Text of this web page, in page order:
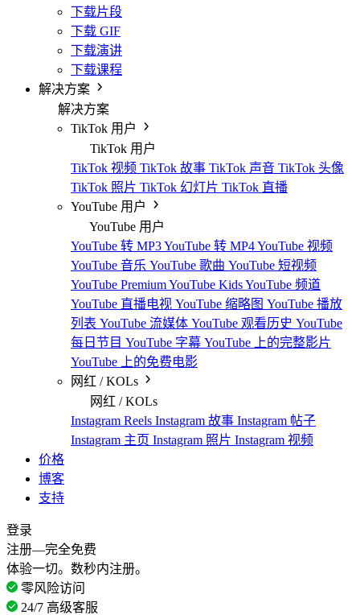
下载片段
下载 GIF
下载演讲
下载课程
解决方案
解决方案
TikTok 用户
TikTok 用户
TikTok 视频 TikTok 故事 TikTok 声音 TikTok 头像
TikTok 照片 TikTok 幻灯片 TikTok 直播
YouTube 用户
YouTube 用户
YouTube 转 MP3YouTube 转 MP4YouTube 视频
YouTube 音乐 YouTube 歌曲 YouTube 短视频
YouTube PremiumYouTube KidsYouTube 频道
YouTube 直播电视 YouTube 缩略图 YouTube 播放
列表 YouTube 流媒体 YouTube 观看历史 YouTube
每日节目 YouTube 字幕 YouTube 上的完整影片
YouTube 上的免费电影
网红 / KOLs
网红 / KOLs
Instagram Reels Instagram 故事 Instagram 帖子
Instagram 主页 Instagram 照片 Instagram 视频
价格
博客
支持
登录
注册—完全免费
体验一切。数秒内注册。
零风险访问
24/7 高级客服